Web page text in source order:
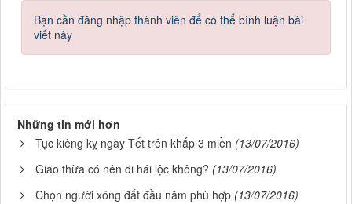
Bạn cần đăng nhập thành viên để có thể bình luận bài
viết này
Những tin mới hơn
Tục kiêng kỵ ngày Tết trên khắp 3 miền (13/07/2016)
Giao thừa có nên đi hái lộc không? (13/07/2016)
Chọn người xông đất đầu năm phù hợp (13/07/2016)